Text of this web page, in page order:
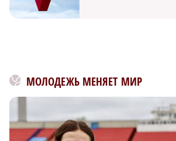
МОЛОДЕЖЬ МЕНЯЕТ МИР